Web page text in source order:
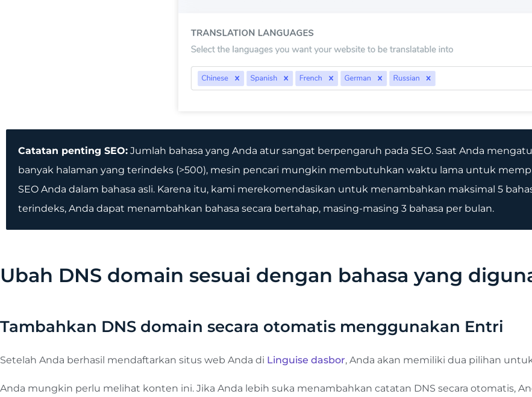
Catatan penting SEO: Jumlah bahasa yang Anda atur sangat berpengaruh pada SEO. Saat Anda
banyak halaman yang terindeks (>500), mesin pencari mungkin membutuhkan waktu lama untuk
SEO Anda dalam bahasa asli. Karena itu, kami merekomendasikan untuk menambahkan maksimal 5
terindeks, Anda dapat menambahkan bahasa secara bertahap, masing-masing 3 bahasa per bulan.
Ubah DNS domain sesuai dengan bahasa yang
Tambahkan DNS domain secara otomatis menggunakan Entri
Setelah Anda berhasil mendaftarkan situs web Anda di Linguise dasbor, Anda akan memiliki dua pilihan
Anda mungkin perlu melihat konten ini. Jika Anda lebih suka menambahkan catatan DNS secara otomatis,